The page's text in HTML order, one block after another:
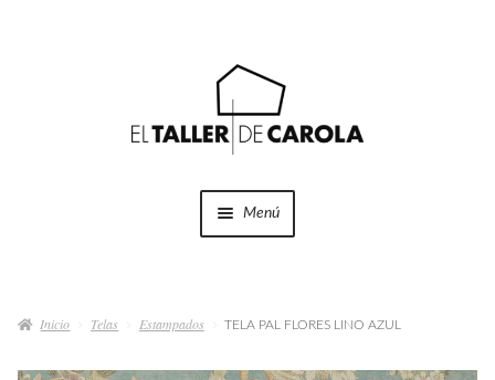
Menú
PROYECTOS
Inicio Telas Estampados TELA PAL FLORES LINO AZUL